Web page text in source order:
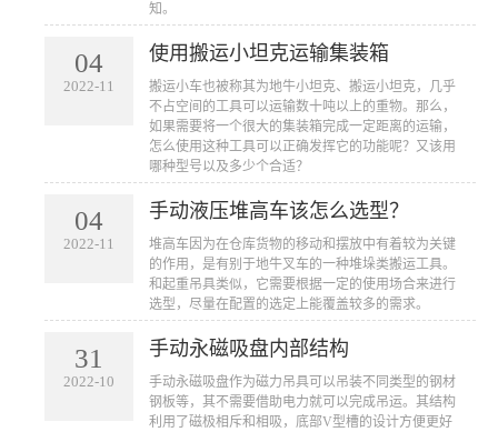
知。
04
2022-11
使用搬运小坦克运输集装箱
​搬运小车也被称其为地牛小坦克、搬运小坦克​，几乎
不占空间的工具可以运输数十吨以上的重物。那么，
如果需要将一个很大的集装箱完成一定距离的运输，
怎么使用这种工具可以正确发挥它的功能呢？又该用
哪种型号以及多少个合适？
04
2022-11
手动液压堆高车该怎么选型？
​堆高车因为在仓库货物的移动和摆放中有着较为关键
的作用，是有别于地牛叉车的一种堆垛类搬运工具。
和起重吊具类似，它需要根据一定的使用场合来进行
选型，尽量在配置的选定上能覆盖较多的需求。
31
2022-10
手动永磁吸盘内部结构
​手动永磁吸盘​作为磁力吊具可以吊装不同类型的钢材
钢板等，其不需要借助电力就可以完成吊运。其结构
利用了磁极相斥和相吸，底部V型槽的设计方便更好